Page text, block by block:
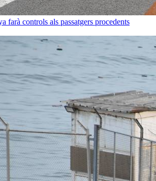
farà controls als passatgers procedents